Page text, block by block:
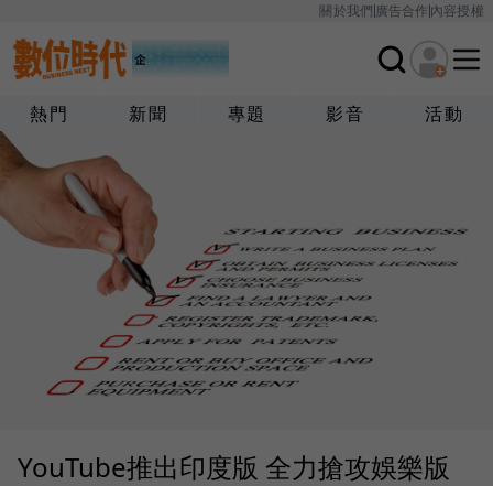
關於我們廣告合作內容授權
熱門 新聞 專題 影音 活動
YouTube推出印度版 全力搶攻娛樂版